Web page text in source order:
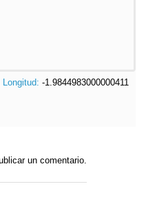
Longitud: -1.9844983000000411
un comentario.